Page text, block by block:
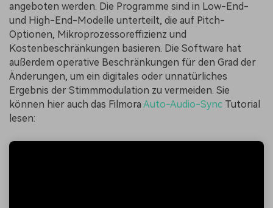
angeboten werden. Die Programme sind in Low-End-
und High-End-Modelle unterteilt, die auf Pitch-
Optionen, Mikroprozessoreffizienz und
Kostenbeschränkungen basieren. Die Software hat
außerdem operative Beschränkungen für den Grad der
Änderungen, um ein digitales oder unnatürliches
Ergebnis der Stimmmodulation zu vermeiden. Sie
können hier auch das Filmora Auto-Audio-Sync Tutorial
lesen: